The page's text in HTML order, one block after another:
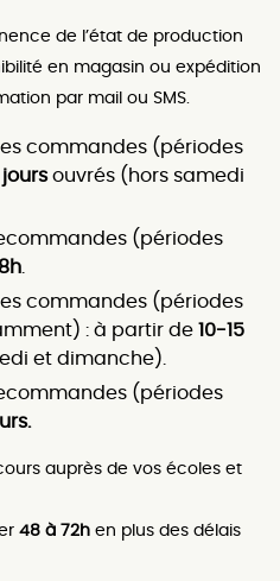
de l’état de production
en magasin ou expédition
par mail ou SMS.
commandes (périodes
joursouvrés (hors samedi
(périodes
commandes (périodes
: à partir de 10-15
et dimanche).
(périodes
auprès de vos écoles et
48 à 72h en plus des délais